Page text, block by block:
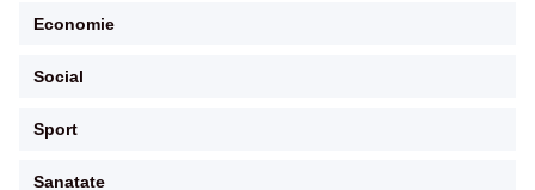
Economie
Social
Sport
Sanatate